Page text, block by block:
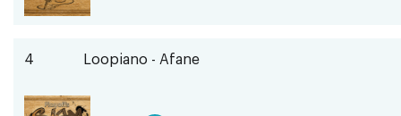
4 Loopiano - Afane